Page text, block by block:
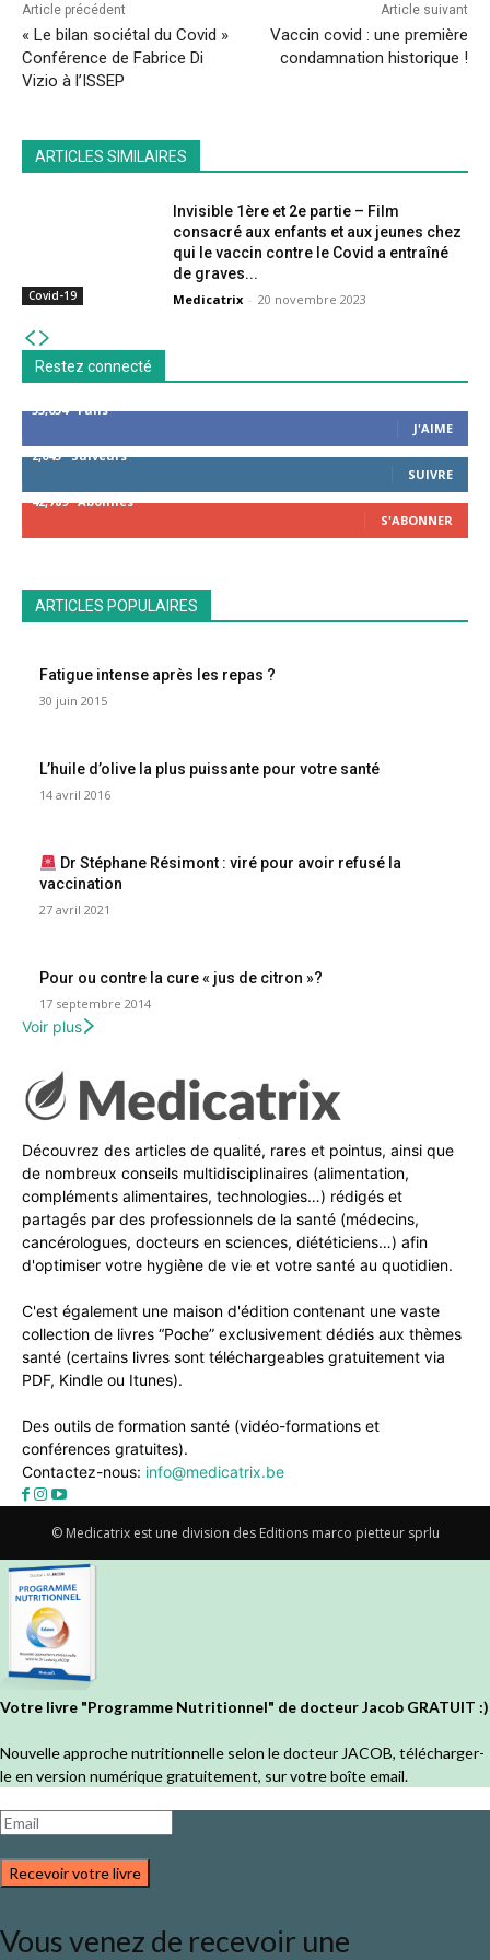
Article précédent
« Le bilan sociétal du Covid »
Conférence de Fabrice Di
Vizio à l’ISSEP
Article suivant
Vaccin covid : une première
condamnation historique !
ARTICLES SIMILAIRES
Covid-19
Invisible 1ère et 2e partie – Film
consacré aux enfants et aux jeunes chez
qui le vaccin contre le Covid a entraîné
de graves...
Medicatrix - 20 novembre 2023
Restez connecté
53,654
Fans
J'AIME
2,043 Suiveurs
SUIVRE
42,789 Abonnés
S'ABONNER
ARTICLES POPULAIRES
Fatigue intense après les repas ?
30 juin 2015
L’huile d’olive la plus puissante pour votre santé
14 avril 2016
Dr Stéphane Résimont : viré pour avoir refusé la
vaccination
27 avril 2021
Pour ou contre la cure « jus de citron »?
17 septembre 2014
Voir plus
Découvrez des articles de qualité, rares et pointus, ainsi que
de nombreux conseils multidisciplinaires (alimentation,
compléments alimentaires, technologies…) rédigés et
partagés par des professionnels de la santé (médecins,
cancérologues, docteurs en sciences, diététiciens…) afin
d'optimiser votre hygiène de vie et votre santé au quotidien.
C'est également une maison d'édition contenant une vaste
collection de livres “Poche” exclusivement dédiés aux thèmes
santé (certains livres sont téléchargeables gratuitement via
PDF, Kindle ou Itunes).
Des outils de formation santé (vidéo-formations et
conférences gratuites).
Contactez-nous: info@medicatrix.be
© Medicatrix est une division des Editions marco pietteur sprlu
Votre livre "Programme Nutritionnel" de docteur Jacob GRATUIT :)
Nouvelle approche nutritionnelle selon le docteur JACOB, télécharger-
le en version numérique gratuitement, sur votre boîte email.
Recevoir votre livre
Vous venez de recevoir une